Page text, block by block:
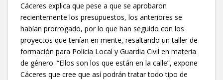
Cáceres explica que pese a que se aprobaron
recientemente los presupuestos, los anteriores se
habían prorrogado, por lo que han seguido con los
proyectos que tenían en mente, resaltando un taller de
formación para Policía Local y Guardia Civil en materia
de género. “Ellos son los que están en la calle”, expone
Cáceres que cree que así podrán tratar todo tipo de